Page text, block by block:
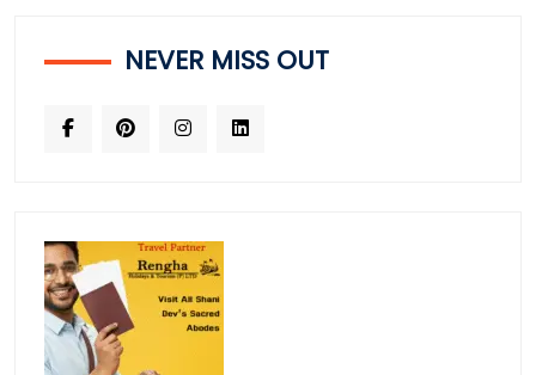
NEVER MISS OUT